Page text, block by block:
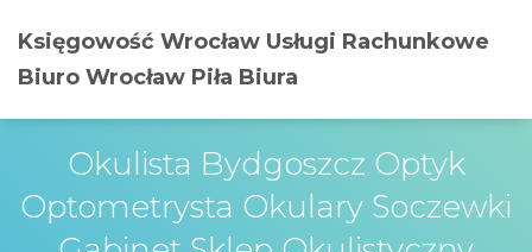
Księgowość Wrocław Usługi Rachunkowe
Biuro Wrocław Piła Biura
Okulista Bydgoszcz Optyk
Optometrysta Okulary Soczewki